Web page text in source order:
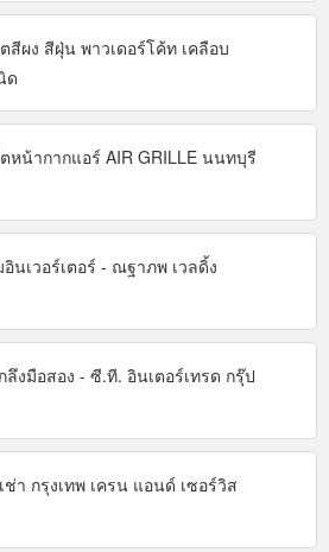
สีผง สีฝุ่น พาวเดอร์โค้ท เคลือบ
ด
หน้ากากแอร์ AIR GRILLE นนทบุรี
อินเวอร์เตอร์ - ณฐาภพ เวลดิ้ง
ลึงมือสอง - ซี.ที. อินเตอร์เทรด กรุ๊ป
ช่า กรุงเทพ เครน แอนด์ เซอร์วิส